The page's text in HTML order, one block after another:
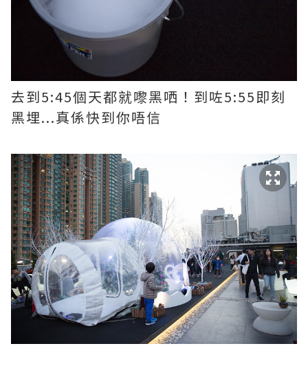
去到5:45個天都就嚟黑哂！到咗5:55即刻
黑埋...真係快到你唔信